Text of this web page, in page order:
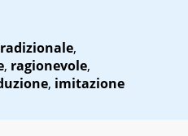
,
, ragionevole,
, imitazione